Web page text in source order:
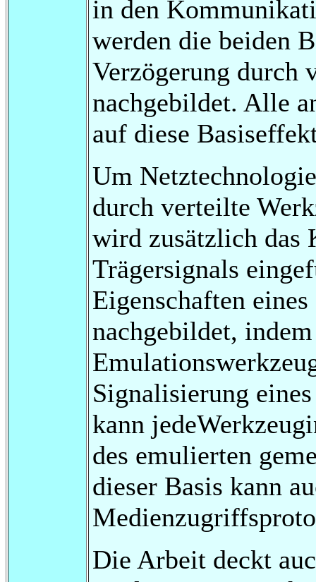
in den
werden die beiden
Verzögerung durch
nachgebildet. Alle
auf diese
Um
durch verteilte
wird zusätzlich das
Trägersignals
Eigenschaften
nachgebildet,
Signalisierung
kann
des emulierten
dieser Basis kann
Die Arbeit deckt